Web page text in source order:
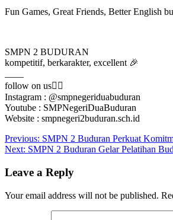
Fun Games, Great Friends, Better English
SMPN 2 BUDURAN
kompetitif, berkarakter, excellent 🎉
follow on us👇🏻
Instagram : @smpnegeriduabuduran
Youtube : SMPNegeriDuaBuduran
Website : smpnegeri2buduran.sch.id
Post
navigation
Previous: SMPN 2 Buduran Perkuat
Next: SMPN 2 Buduran Gelar Pelatihan
Leave a Reply
Your email address will not be published.